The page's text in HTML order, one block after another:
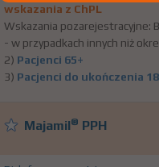
wskazania z ChPL
Wskazania pozarejestracyjne:
- w przypadkach innych niż
2) Pacjenci 65+
3) Pacjenci do ukończenia
Majamil® PPH